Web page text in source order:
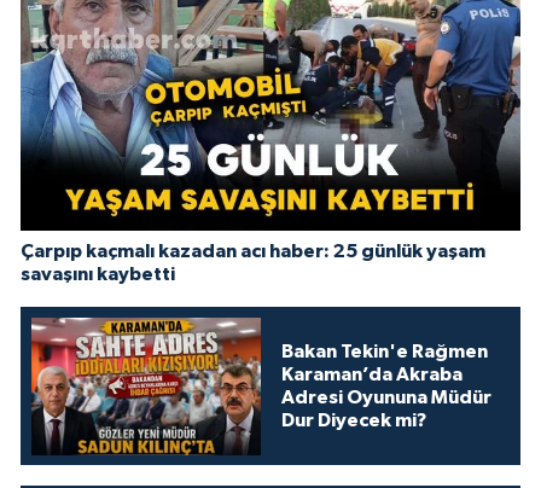
Çarpıp kaçmalı kazadan acı haber: 25 günlük yaşam
savaşını kaybetti
Bakan Tekin'e Rağmen
Karaman’da Akraba
Adresi Oyununa Müdür
Dur Diyecek mi?